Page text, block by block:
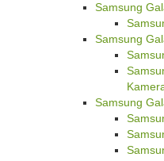
Samsung
Samsung
Samsung